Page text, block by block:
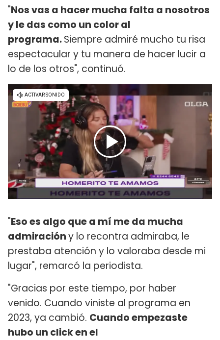
"Nos vas a hacer mucha falta a nosotros
y le das como un color al
programa.Siempre admiré mucho tu risa
espectacular y tu manera de hacer lucir a
lo de los otros", continuó.
"Eso es algo que a mí me da mucha
admiracióny lo recontra admiraba, le
prestaba atención y lo valoraba desde mi
lugar", remarcó la periodista.
"Gracias por este tiempo, por haber
venido. Cuando viniste al programa en
2023, ya cambió. Cuando empezaste
hubo un click en el